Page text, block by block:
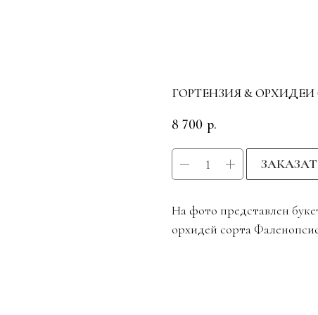
ГОРТЕНЗИЯ & ОРХИДЕИ
8 700 р.
На фото представлен
орхидей сорта